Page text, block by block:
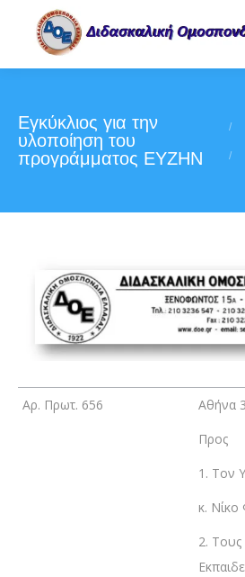
Εγκύκλιος για την
υλοποίηση του
προγράμματος ΕΥΖΗΝ
Αρ. Πρωτ. 656
Αθήνα
Προς
1. Τον
κ. Νίκο
2.